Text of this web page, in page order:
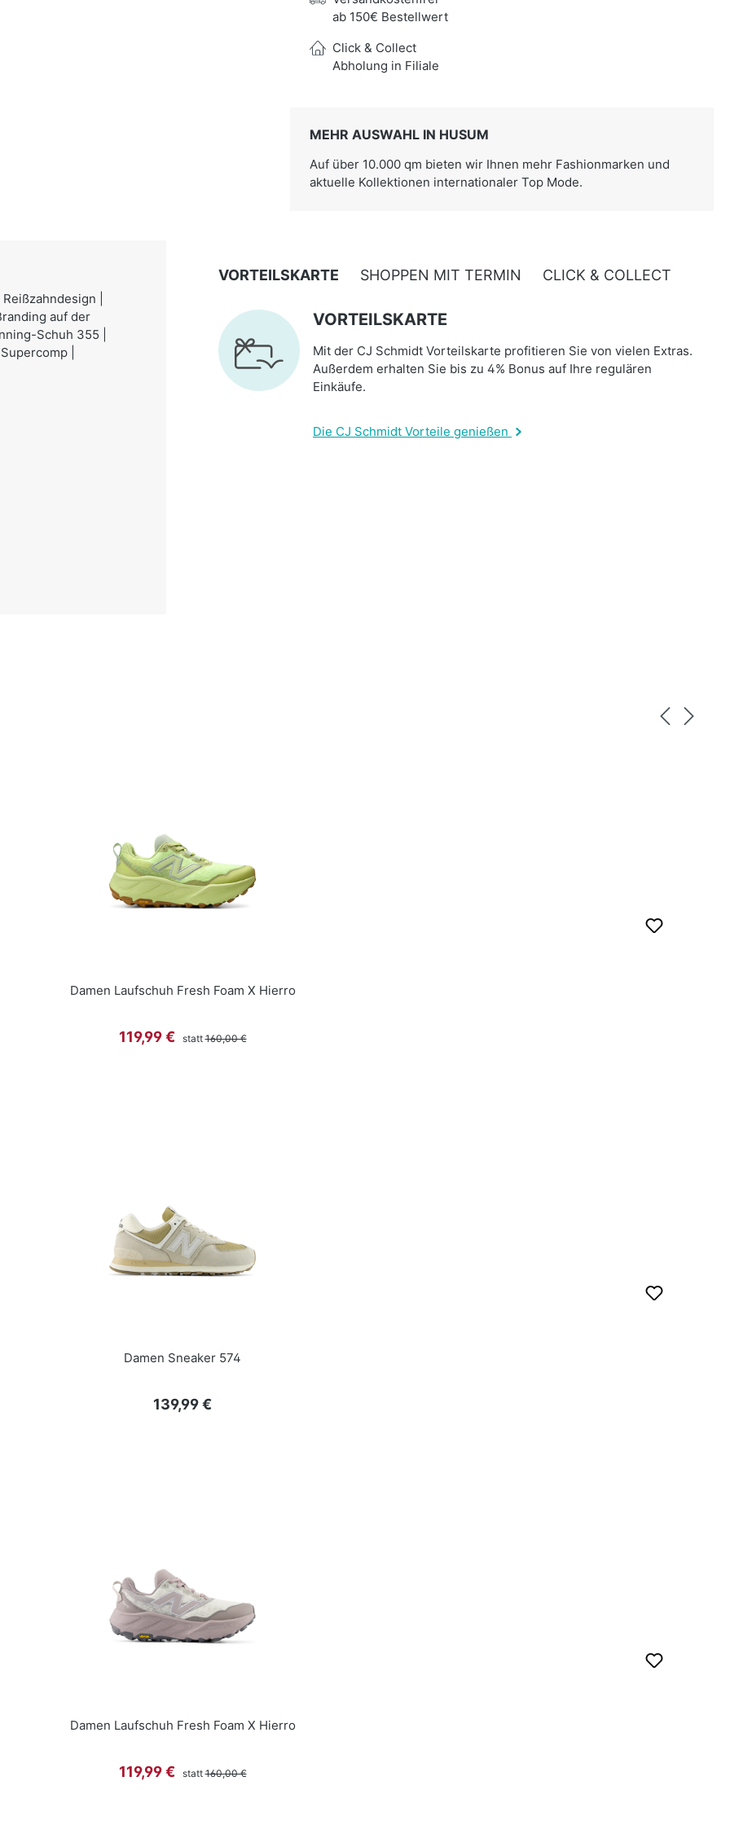
ab 150€ Bestellwert
Click & Collect
Abholung in Filiale
MEHR AUSWAHL IN HUSUM
Auf über 10.000 qm bieten wir Ihnen mehr Fashionmarken und
aktuelle Kollektionen internationaler Top Mode.
|
auf der
Schuh 355 |
|
VORTEILSKARTE SHOPPEN MIT TERMIN CLICK & COLLECT
VORTEILSKARTE
Mit der CJ Schmidt Vorteilskarte profitieren Sie von vielen Extras.
Außerdem erhalten Sie bis zu 4% Bonus auf Ihre regulären
Einkäufe.
Die CJ Schmidt Vorteile genießen
Damen Laufschuh Fresh Foam X Hierro
Verkaufspreis:
119,99 € stattRegulärer Preis:
160,00 €
Damen Sneaker 574
Regulärer Preis:
139,99 €
Damen Laufschuh Fresh Foam X Hierro
Verkaufspreis:
119,99 € stattRegulärer Preis:
160,00 €